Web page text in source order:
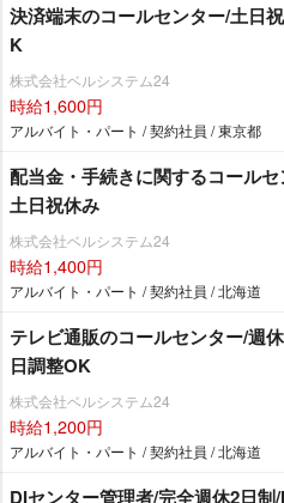
決済端末のコールセンター/土日
K
株式会社ベルシステム24
時給1,600円
アルバイト・パート / 契約社員 / 東京都
配当金・手続きに関するコール
土日祝休み
株式会社ベルシステム24
時給1,400円
アルバイト・パート / 契約社員 / 北海道
テレビ通販のコールセンター/週
日調整OK
株式会社ベルシステム24
時給1,200円
アルバイト・パート / 契約社員 / 北海道
DIセンター管理者/完全週休2日